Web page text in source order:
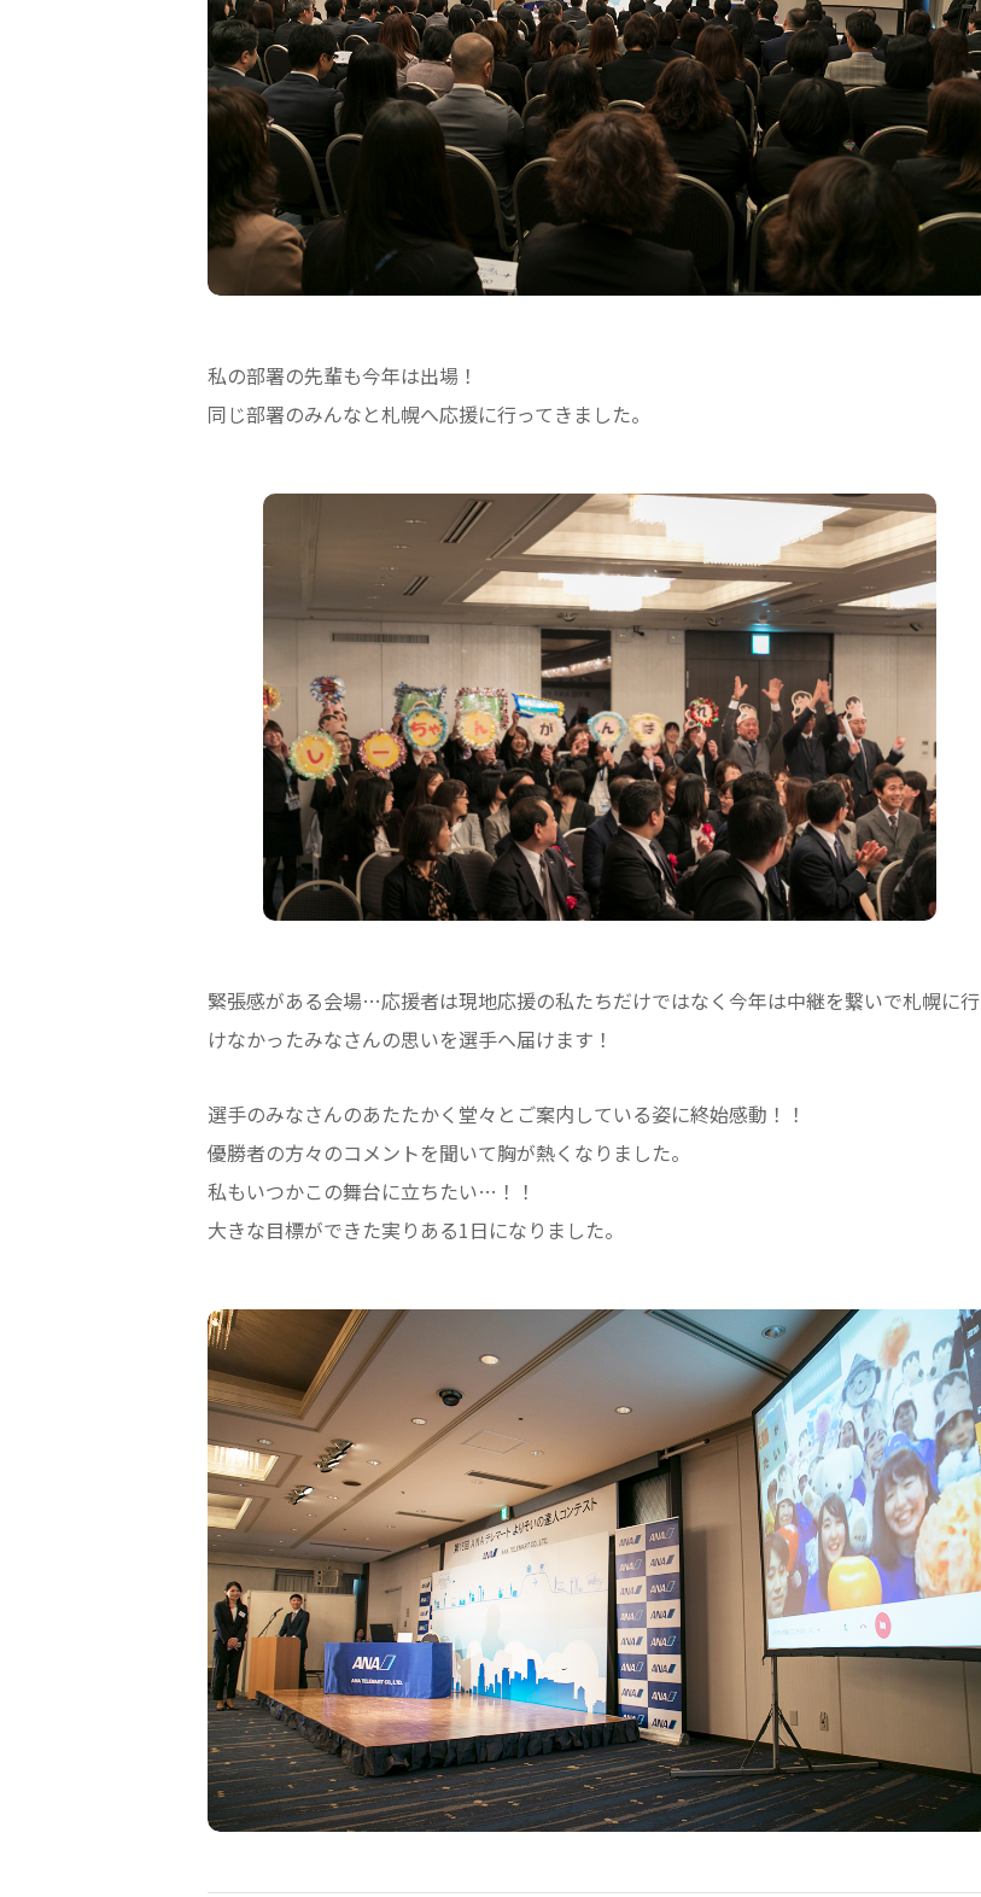
私の部署の先輩も今年は出場！
同じ部署のみんなと札幌へ応援に行ってきました。
緊張感がある会場…応援者は現地応援の私たちだけではなく今年は中継を繋いで札幌に行
けなかったみなさんの思いを選手へ届けます！
選手のみなさんのあたたかく堂々とご案内している姿に終始感動！！
優勝者の方々のコメントを聞いて胸が熱くなりました。
私もいつかこの舞台に立ちたい…！！
大きな目標ができた実りある1日になりました。